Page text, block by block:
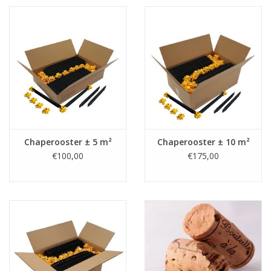
hoge drukvastheid
- De isolatiemortelvult alle holtes
onder en tussen
buizen en leidingen
- Gemakkelijk in gebruik en
verschillende
vloerisolatietoepassingen
zijn mogelijk.
- Eenvoudig uw isolatiechape/isolatiemortel zelf maken &
isolerende uitvullaag geplaatst.
soft
Gewicht in natte toestand
250 kg
gewicht in droge toestand
150 kg
druksterke (N/mm²)
0,27
Chaperooster ± 5 m²
€100,00
Chaperooster ± 10 m²
€175,00